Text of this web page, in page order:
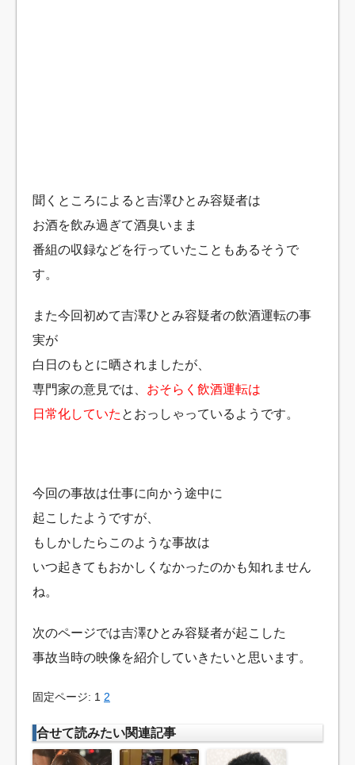
聞くところによると吉澤ひとみ容疑者は
お酒を飲み過ぎて酒臭いまま
番組の収録などを行っていたこともあるそうで
す。
また今回初めて吉澤ひとみ容疑者の飲酒運転の事
実が
白日のもとに晒されましたが、
専門家の意見では、 おそらく飲酒運転は
日常化していた とおっしゃっているようです。
今回の事故は仕事に向かう途中に
起こしたようですが、
もしかしたらこのような事故は
いつ起きてもおかしくなかったのかも知れません
ね。
次のページでは吉澤ひとみ容疑者が起こした
事故当時の映像を紹介していきたいと思います。
固定ページ: 1 2
合せて読みたい関連記事